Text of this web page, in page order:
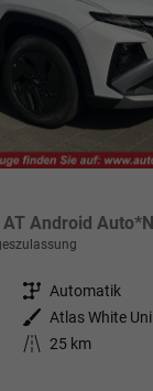
Getriebe Automatik
Außenfarbe Atlas White Uni
Kilometerstand 25 km